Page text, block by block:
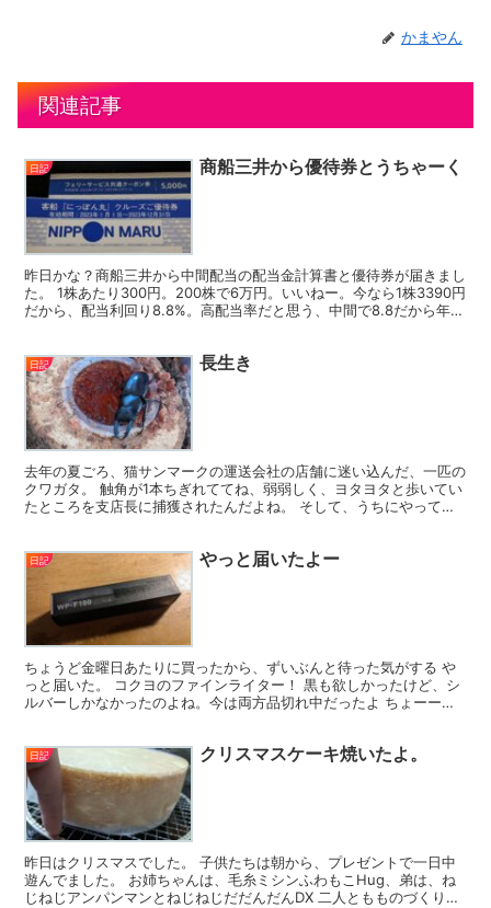
かまやん
関連記事
日記 商船三井から優待券とうちゃーく
昨日かな？商船三井から中間配当の配当金計算書と優待券が届きまし
た。 1株あたり300円。200株で6万円。いいねー。今なら1株3390円
だから、配当利回り8.8%。高配当率だと思う、中間で8.8だから年間
日記 長生き
去年の夏ごろ、猫サンマークの運送会社の店舗に迷い込んだ、一匹の
クワガタ。 触角が1本ちぎれててね、弱弱しく、ヨタヨタと歩いてい
たところを支店長に捕獲されたんだよね。 そして、うちにやってき
日記 やっと届いたよー
ちょうど金曜日あたりに買ったから、ずいぶんと待った気がする や
っと届いた。 コクヨのファインライター！ 黒も欲しかったけど、シ
ルバーしかなかったのよね。今は両方品切れ中だったよ ちょーーー
日記 クリスマスケーキ焼いたよ。
昨日はクリスマスでした。 子供たちは朝から、プレゼントで一日中
遊んでました。 お姉ちゃんは、毛糸ミシンふわもこHug、弟は、ね
じねじアンパンマンとねじねじだだんだんDX 二人ともものづくり系